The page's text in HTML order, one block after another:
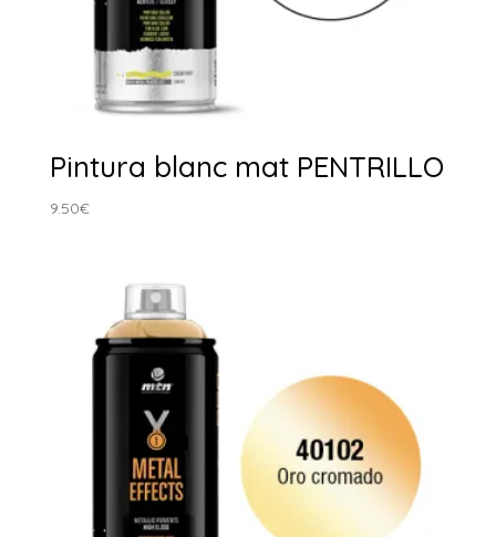
Pintura blanc mat PENTRILLO
9.50€